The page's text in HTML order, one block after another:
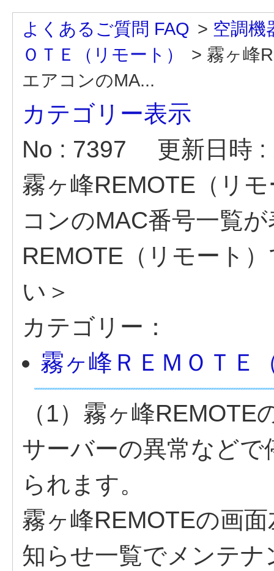
よくあるご質問 FAQ > 空調機
ＯＴＥ（リモート）
> 霧ヶ峰
エアコンのMA...
カテゴリー表示
No : 7397
更新日時
霧ヶ峰REMOTE（リ
コンのMAC番号一覧
REMOTE（リモート
い＞
カテゴリー：
霧ヶ峰ＲＥＭＯＴＥ
（1）霧ヶ峰
サーバーの異常など
られます。
霧ヶ峰REMOTEの画
知らせ一覧でメンテ